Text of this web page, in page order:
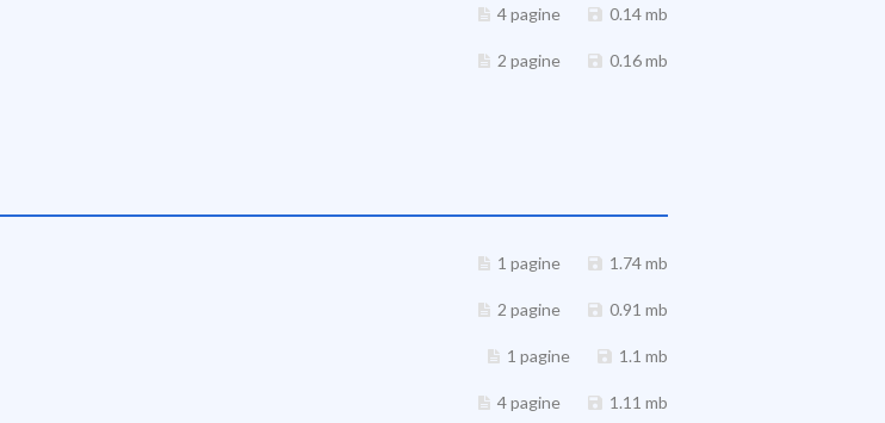
4 pagine 0.14 mb
2 pagine 0.16 mb
1 pagine 1.74 mb
2 pagine 0.91 mb
1 pagine 1.1 mb
4 pagine 1.11 mb